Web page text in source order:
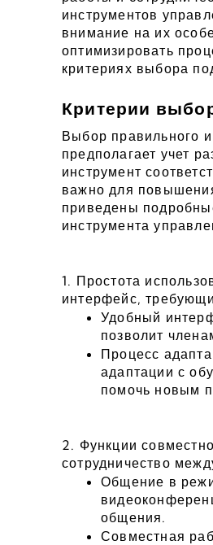
инструментов
внимание на их
оптимизировать
критериях выбора
Критерии
Выбор правильного
предполагает учет
инструмент
важно для
приведены
инструмента
1. Простота
интерфейс,
Удобный
позволит
Процесс
адаптации с
помочь новым
2. Функции
сотрудничество
Общение в
общения.
Совместная